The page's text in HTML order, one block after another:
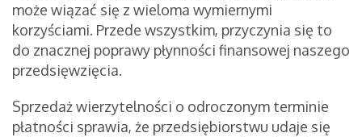
może wiązać się z wieloma wymiernymi
korzyściami. Przede wszystkim, przyczynia się to
do znacznej poprawy płynności finansowej naszego
przedsięwzięcia.
Sprzedaż wierzytelności o odroczonym terminie
płatności sprawia, że przedsiębiorstwu udaje się